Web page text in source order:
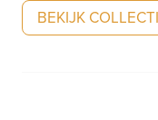
BEKIJK